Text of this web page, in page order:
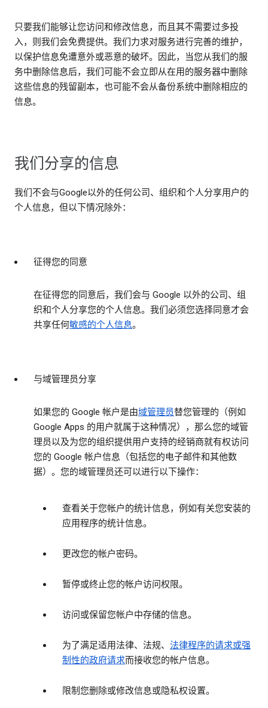
只要我们能够让您访问和修改信息，而且其不需要过多投
入，则我们会免费提供。我们力求对服务进行完善的维护，
以保护信息免遭意外或恶意的破坏。因此，当您从我们的服
务中删除信息后，我们可能不会立即从在用的服务器中删除
这些信息的残留副本，也可能不会从备份系统中删除相应的
信息。
我们分享的信息
我们不会与Google以外的任何公司、组织和个人分享用户的
个人信息，但以下情况除外：
征得您的同意
在征得您的同意后，我们会与 Google 以外的公司、组
织和个人分享您的个人信息。我们必须您选择同意才会
共享任何敏感的个人信息。
与域管理员分享
如果您的 Google 帐户是由域管理员替您管理的（例如
Google Apps 的用户就属于这种情况），那么您的域管
理员以及为您的组织提供用户支持的经销商就有权访问
您的 Google 帐户信息（包括您的电子邮件和其他数
据）。您的域管理员还可以进行以下操作：
查看关于您帐户的统计信息，例如有关您安装的
应用程序的统计信息。
更改您的帐户密码。
暂停或终止您的帐户访问权限。
访问或保留您帐户中存储的信息。
为了满足适用法律、法规、 法律程序的请求或强
制性的政府请求而接收您的帐户信息。
限制您删除或修改信息或隐私权设置。